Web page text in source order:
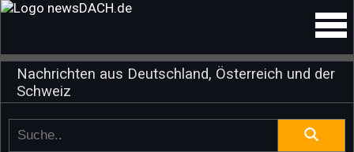
Nachrichten aus Deutschland, Österreich und der
Schweiz